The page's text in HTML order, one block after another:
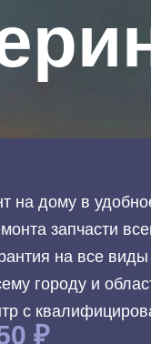
на дому в
запчасти
на все виды
городу и
с
₽